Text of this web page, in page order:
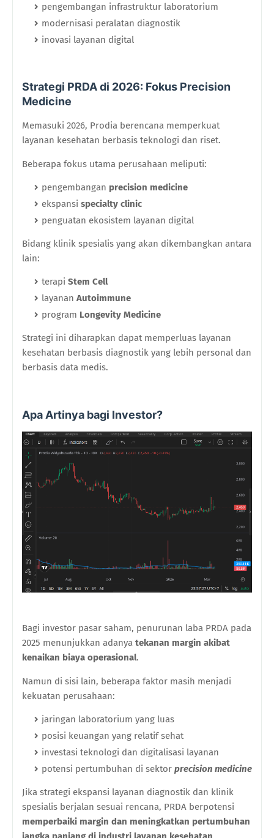
pengembangan infrastruktur laboratorium
modernisasi peralatan diagnostik
inovasi layanan digital
Strategi PRDA di 2026: Fokus Precision
Medicine
Memasuki 2026, Prodia berencana memperkuat
layanan kesehatan berbasis teknologi dan riset.
Beberapa fokus utama perusahaan meliputi:
pengembangan precision medicine
ekspansi specialty clinic
penguatan ekosistem layanan digital
Bidang klinik spesialis yang akan dikembangkan antara
lain:
terapi Stem Cell
layanan Autoimmune
program Longevity Medicine
Strategi ini diharapkan dapat memperluas layanan
kesehatan berbasis diagnostik yang lebih personal dan
berbasis data medis.
Apa Artinya bagi Investor?
Bagi investor pasar saham, penurunan laba PRDA pada
2025 menunjukkan adanya tekanan margin akibat
kenaikan biaya operasional.
Namun di sisi lain, beberapa faktor masih menjadi
kekuatan perusahaan:
jaringan laboratorium yang luas
posisi keuangan yang relatif sehat
investasi teknologi dan digitalisasi layanan
potensi pertumbuhan di sektor precision medicine
Jika strategi ekspansi layanan diagnostik dan klinik
spesialis berjalan sesuai rencana, PRDA berpotensi
memperbaiki margin dan meningkatkan pertumbuhan